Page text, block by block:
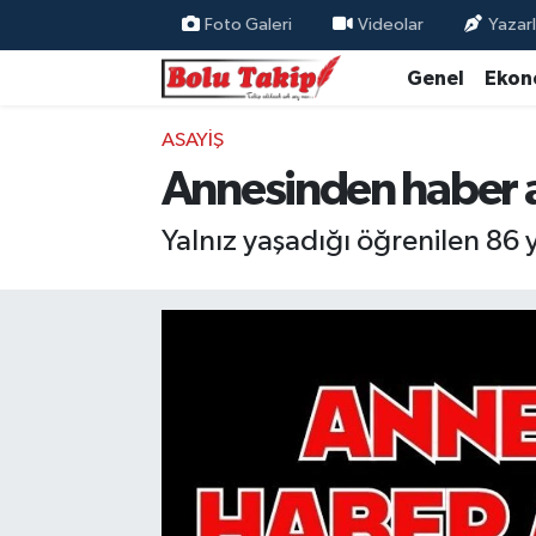
Foto Galeri Videolar
Genel
ASAYIŞ
Annesinden haber
Yalnız yaşadığı öğrenilen